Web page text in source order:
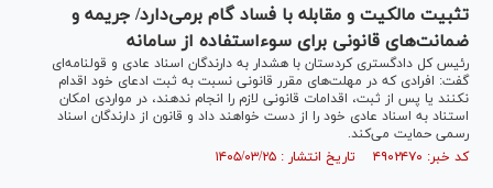
تثبیت مالکیت و مقابله با فساد گام برمی‌دارد/ جریمه و
ضمانت‌های قانونی برای سوءاستفاده از سامانه
رئیس کل دادگستری کردستان با هشدار به دارندگان اسناد عادی و قولنامه‌ای
گفت: افرادی که در مهلت‌های مقرر قانونی نسبت به ثبت ادعای خود اقدام
نکنند یا پس از ثبت، اقدامات قانونی لازم را انجام ندهند، در مواردی امکان
استناد به اسناد عادی خود را از دست خواهند داد و قانون از دارندگان اسناد
رسمی حمایت می‌کند.
کد خبر: ۴۹۰۲۴۷۰ تاریخ انتشار : ۱۴۰۵/۰۳/۲۵